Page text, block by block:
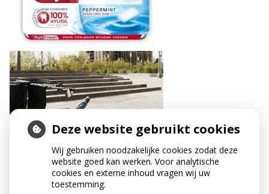
Deze website gebruikt cookies
Wij gebruiken noodzakelijke cookies zodat deze
website goed kan werken. Voor analytische
cookies en externe inhoud vragen wij uw
toestemming.